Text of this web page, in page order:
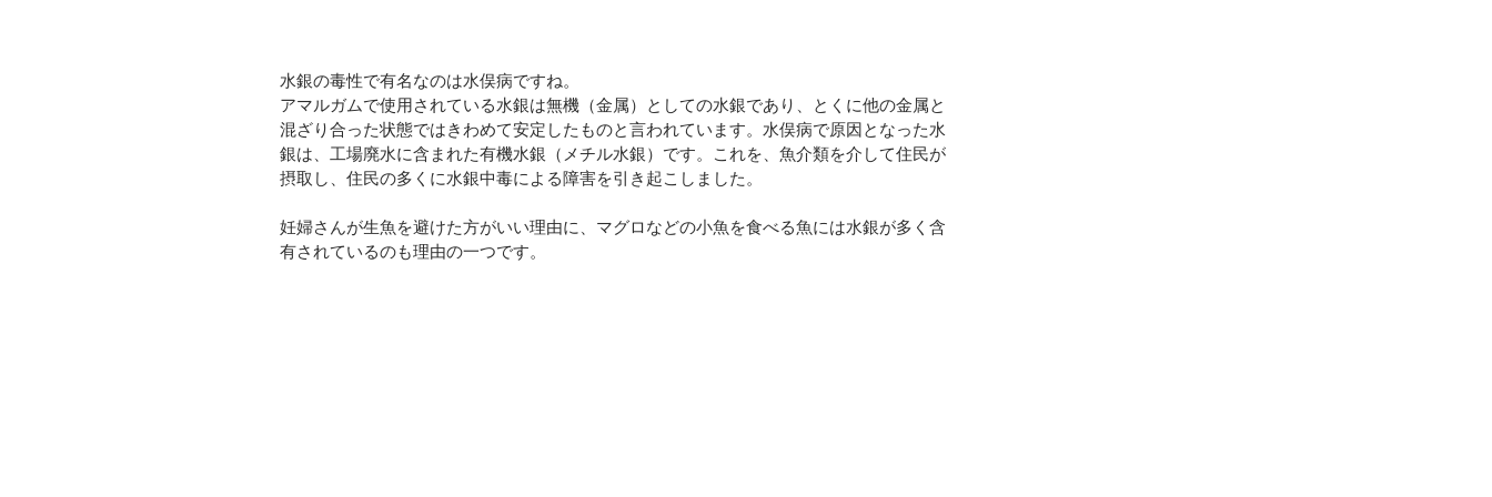
水銀の毒性で有名なのは水俣病ですね。
アマルガムで使用されている水銀は無機（金属）としての水銀であり、とくに他の金属と
混ざり合った状態ではきわめて安定したものと言われています。水俣病で原因となった水
銀は、工場廃水に含まれた有機水銀（メチル水銀）です。これを、魚介類を介して住民が
摂取し、住民の多くに水銀中毒による障害を引き起こしました。
妊婦さんが生魚を避けた方がいい理由に、マグロなどの小魚を食べる魚には水銀が多く含
有されているのも理由の一つです。